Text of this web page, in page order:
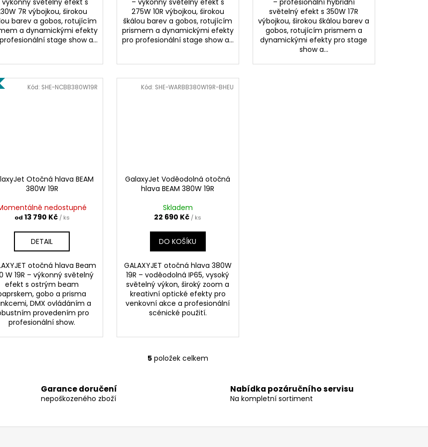
výkonný světelný efekt s
7R výbojkou, širokou
barev a gobos, rotujícím
a dynamickými efekty
stage show a...
– výkonný světelný efekt s
275W 10R výbojkou, širokou
škálou barev a gobos, rotujícím
prismem a dynamickými efekty
pro profesionální stage show a...
– profesionální hybridní
světelný efekt s 350W 17R
výbojkou, širokou škálou barev a
gobos, rotujícím prismem a
dynamickými efekty pro stage
show a...
Otočná hlava BEAM
380W 19R
nedostupné
od 13 790 Kč / ks
DETAIL
otočná hlava Beam
W 19R – výkonný světelný
efekt s ostrým beam
gobo a prisma
DMX ovládáním a
provedením pro
profesionální show.
Kód: SHE-NCBB380W19R
GalaxyJet Voděodolná otočná
hlava BEAM 380W 19R
Skladem
22 690 Kč / ks
DO KOŠÍKU
GALAXYJET otočná hlava 380W
19R – voděodolná IP65, vysoký
světelný výkon, široký zoom a
kreativní optické efekty pro
venkovní akce a profesionální
scénické použití.
Kód: SHE-WARBB380W19R-BHEU
O
c
5 položek celkem
Garance doručení
nepoškozeného zboží
Nabídka pozáručního servisu
Na kompletní sortiment